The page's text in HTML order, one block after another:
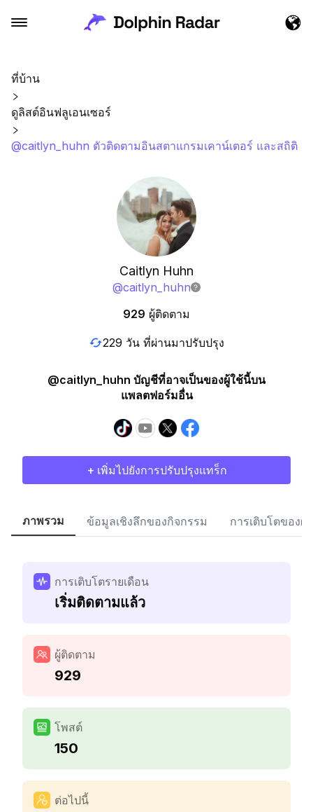
ที่บ้าน
ดูลิสต์อินฟลูเอนเซอร์
@caitlyn_huhn ตัวติดตามอินสตาแกรมเคาน์เตอร์ และสถิติ
Caitlyn Huhn
@caitlyn_huhn
929 ผู้ติดตาม
229 วัน ที่ผ่านมาปรับปรุง
@caitlyn_huhn บัญชีที่อาจเป็นของผู้ใช้นี้บน
แพลตฟอร์มอื่น
+ เพิ่มไปยังการปรับปรุงแทร็ก
ภาพรวม ข้อมูลเชิงลึกของกิจกรรม การเติบโตของผู้
การเติบโตรายเดือน
เริ่มติดตามแล้ว
ผู้ติดตาม
929
โพสต์
150
ต่อไปนี้